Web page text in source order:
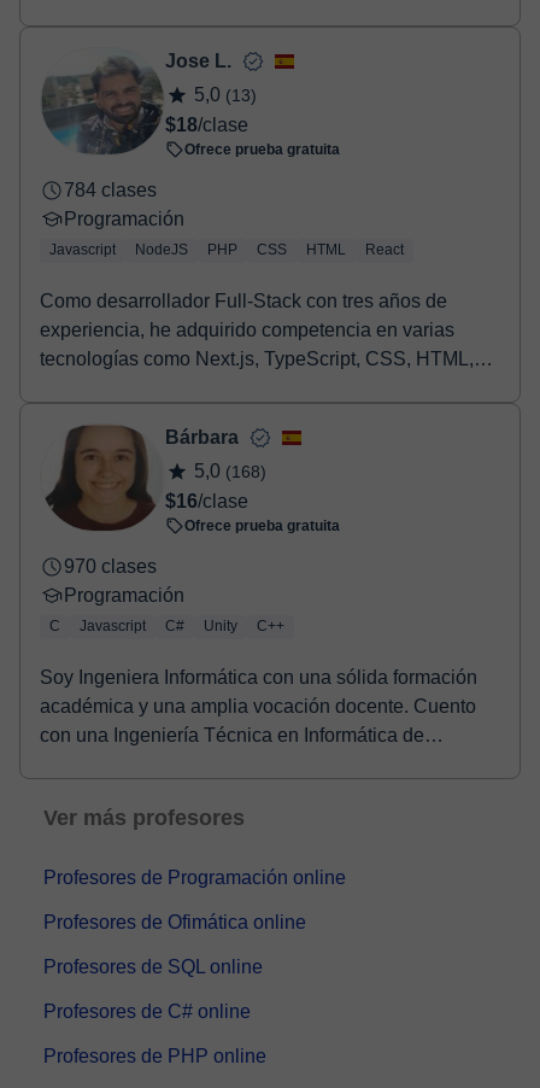
Jose L.
5,0 (13)
$18/clase
Ofrece prueba gratuita
784 clases
Programación
Javascript NodeJS PHP CSS HTML React
Como desarrollador Full-Stack con tres años de
experiencia, he adquirido competencia en varias
tecnologías como Next.js, TypeScript, CSS, HTML,
Bárbara
5,0 (168)
$16/clase
Ofrece prueba gratuita
970 clases
Programación
C Javascript C# Unity C++
Soy Ingeniera Informática con una sólida formación
académica y una amplia vocación docente. Cuento
con una Ingeniería Técnica en Informática de
Ver más profesores
Profesores de Programación online
Profesores de Ofimática online
Profesores de SQL online
Profesores de C# online
Profesores de PHP online